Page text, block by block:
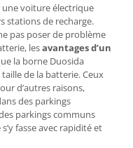
voiture électrique
stations de recharge.
pas poser de problème
lesavantages d’un
la borne Duosida
de la batterie. Ceux
d’autres raisons,
des parkings
parkings communs
fasse avec rapidité et